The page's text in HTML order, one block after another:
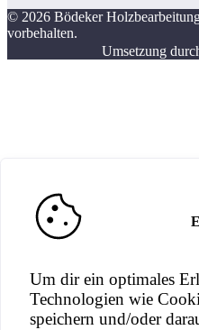
Um dir ein optimales
Technologien wie
speichern und/oder
© 2026 Bödeker
vorbehalten.
Umsetzung